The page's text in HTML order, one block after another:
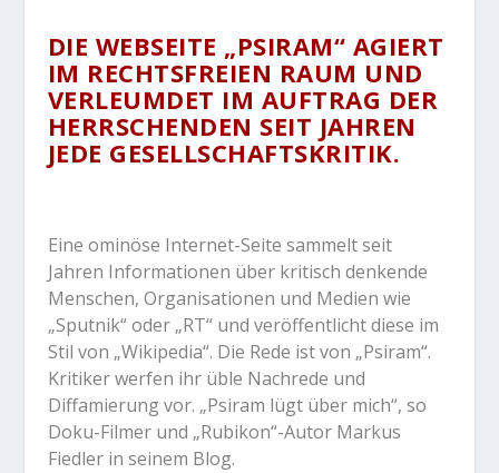
DIE WEBSEITE „PSIRAM“ AGIERT
IM RECHTSFREIEN RAUM UND
VERLEUMDET IM AUFTRAG DER
HERRSCHENDEN SEIT JAHREN
JEDE GESELLSCHAFTSKRITIK.
Eine ominöse Internet-Seite sammelt seit
Jahren Informationen über kritisch denkende
Menschen, Organisationen und Medien wie
„Sputnik“ oder „RT“ und veröffentlicht diese im
Stil von „Wikipedia“. Die Rede ist von „Psiram“.
Kritiker werfen ihr üble Nachrede und
Diffamierung vor. „Psiram lügt über mich“, so
Doku-Filmer und „Rubikon“-Autor Markus
Fiedler in seinem Blog.